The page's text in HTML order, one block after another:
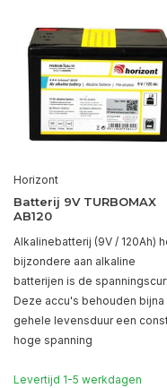
Horizont
Batterij 9V TURBOMAX
AB120
Alkalinebatterij (9V / 120Ah)
bijzondere aan alkaline
batterijen is de
Deze accu's behouden bijna
gehele levensduur een
hoge spanning
Levertijd 1-5 werkdagen